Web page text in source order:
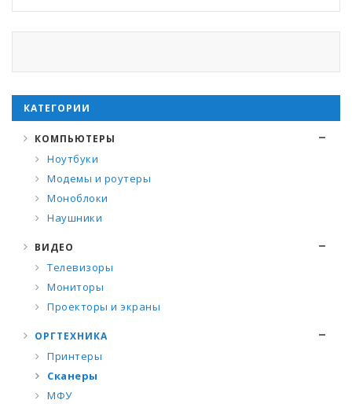
КАТЕГОРИИ
КОМПЬЮТЕРЫ
Ноутбуки
Модемы и роутеры
Моноблоки
Наушники
ВИДЕО
Телевизоры
Мониторы
Проекторы и экраны
ОРГТЕХНИКА
Принтеры
Сканеры
МФУ